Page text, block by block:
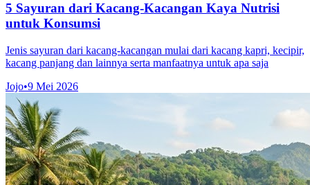
5 Sayuran dari Kacang-Kacangan Kaya Nutrisi
untuk Konsumsi
Jenis sayuran dari kacang-kacangan mulai dari kacang kapri, kecipir,
kacang panjang dan lainnya serta manfaatnya untuk apa saja
Jojo•9 Mei 2026